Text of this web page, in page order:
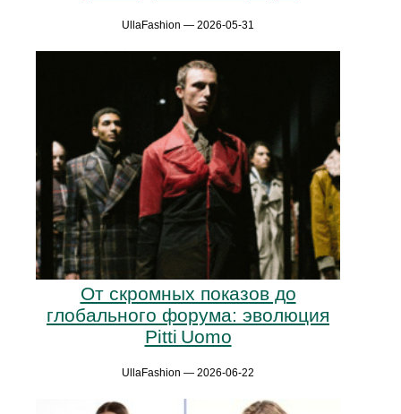
UllaFashion — 2026-05-31
От скромных показов до
глобального форума: эволюция
Pitti Uomo
UllaFashion — 2026-06-22